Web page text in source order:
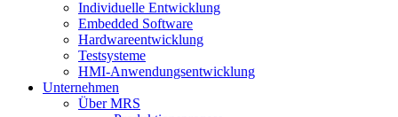
Individuelle Entwicklung
Embedded Software
Hardwareentwicklung
Testsysteme
HMI-Anwendungsentwicklung
Unternehmen
Über MRS